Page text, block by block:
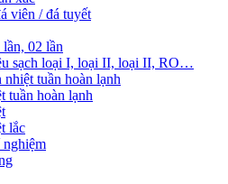
viên / đá tuyết
02 lần
sạch loại I, loại II, loại II, RO…
tuần hoàn lạnh
tuần hoàn lạnh
lắc
nghiệm